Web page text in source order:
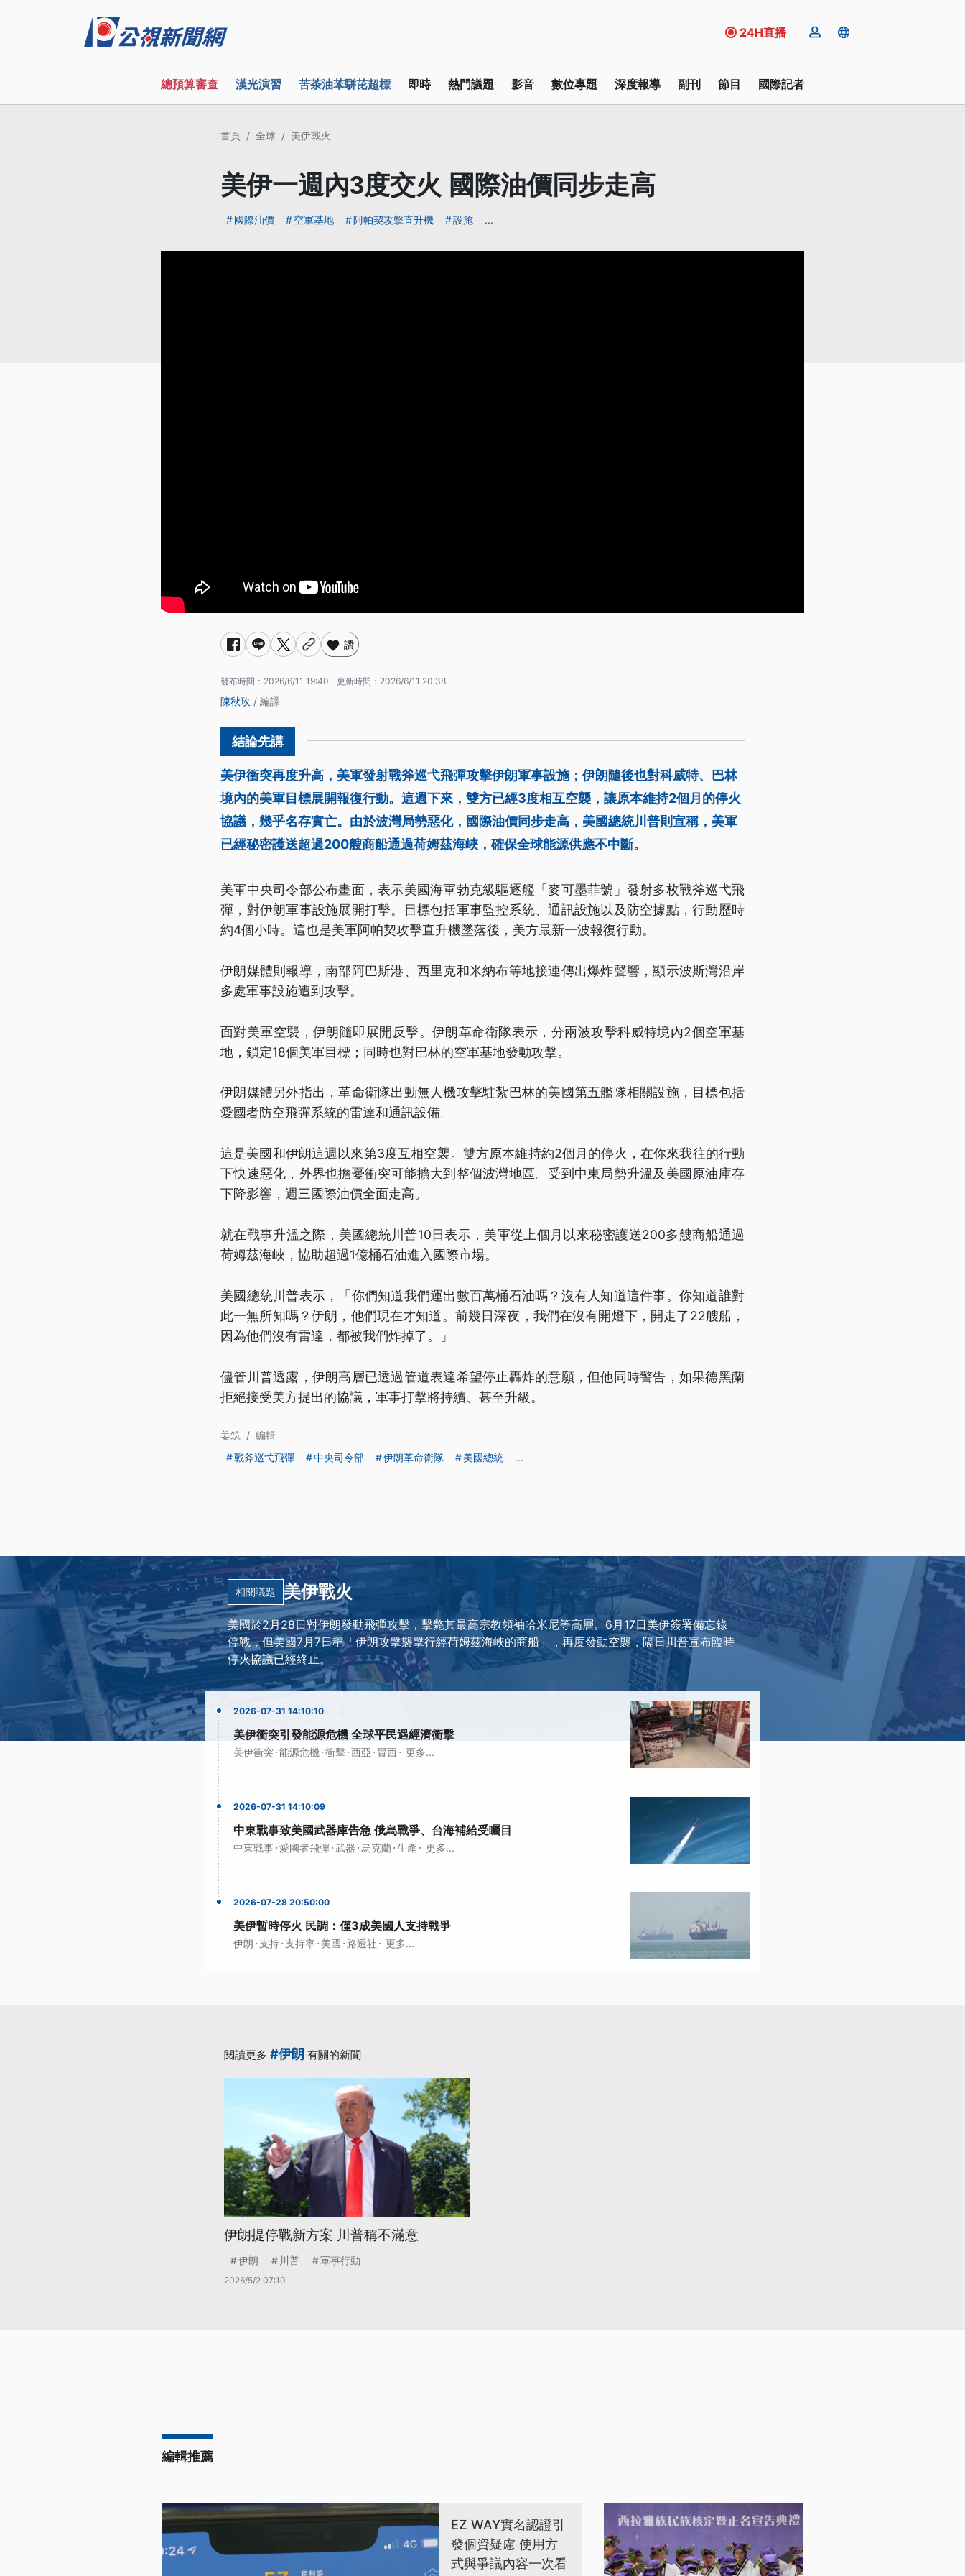
24H直播
總預算審查 漢光演習 苦茶油苯駢芘超標 即時 熱門議題 影音 數位專題 深度報導 副刊 節目 國際記者
首頁 全球 美伊戰火
美伊一週內3度交火 國際油價同步走高
國際油價 空軍基地 阿帕契攻擊直升機 設施 ...
讚
發布時間： 2026/6/11 19:40 更新時間： 2026/6/11 20:38
陳秋玫 / 編譯
美伊衝突再度升高，美軍發射戰斧巡弋飛彈攻擊伊朗軍事設施；伊朗隨後也對科威特、巴林
境內的美軍目標展開報復行動。這週下來，雙方已經3度相互空襲，讓原本維持2個月的停火
協議，幾乎名存實亡。由於波灣局勢惡化，國際油價同步走高，美國總統川普則宣稱，美軍
已經秘密護送超過200艘商船通過荷姆茲海峽，確保全球能源供應不中斷。
美軍中央司令部公布畫面，表示美國海軍勃克級驅逐艦「麥可墨菲號」發射多枚戰斧巡弋飛
彈，對伊朗軍事設施展開打擊。目標包括軍事監控系統、通訊設施以及防空據點，行動歷時
約4個小時。這也是美軍阿帕契攻擊直升機墜落後，美方最新一波報復行動。
伊朗媒體則報導，南部阿巴斯港、西里克和米納布等地接連傳出爆炸聲響，顯示波斯灣沿岸
多處軍事設施遭到攻擊。
面對美軍空襲，伊朗隨即展開反擊。伊朗革命衛隊表示，分兩波攻擊科威特境內2個空軍基
地，鎖定18個美軍目標；同時也對巴林的空軍基地發動攻擊。
伊朗媒體另外指出，革命衛隊出動無人機攻擊駐紮巴林的美國第五艦隊相關設施，目標包括
愛國者防空飛彈系統的雷達和通訊設備。
這是美國和伊朗這週以來第3度互相空襲。雙方原本維持約2個月的停火，在你來我往的行動
下快速惡化，外界也擔憂衝突可能擴大到整個波灣地區。受到中東局勢升溫及美國原油庫存
下降影響，週三國際油價全面走高。
就在戰事升溫之際，美國總統川普10日表示，美軍從上個月以來秘密護送200多艘商船通過
荷姆茲海峽，協助超過1億桶石油進入國際市場。
美國總統川普表示，「你們知道我們運出數百萬桶石油嗎？沒有人知道這件事。你知道誰對
此一無所知嗎？伊朗，他們現在才知道。前幾日深夜，我們在沒有開燈下，開走了22艘船，
因為他們沒有雷達，都被我們炸掉了。」
儘管川普透露，伊朗高層已透過管道表達希望停止轟炸的意願，但他同時警告，如果德黑蘭
拒絕接受美方提出的協議，軍事打擊將持續、甚至升級。
姜筑 / 編輯
戰斧巡弋飛彈
中央司令部 伊朗革命衛隊 美國總統 ...
相關議題 美伊戰火
美國於2月28日對伊朗發動飛彈攻擊，擊斃其最高宗教領袖哈米尼等高層。6月17日美伊簽署備忘錄
停戰，但美國7月7日稱「伊朗攻擊襲擊行經荷姆茲海峽的商船」，再度發動空襲，隔日川普宣布臨時
停火協議已經終止。
2026-07-31 14:10:10
美伊衝突引發能源危機 全球平民遇經濟衝擊
美伊衝突·能源危機 ·衝擊 ·西亞 ·賈西· 更多...
2026-07-31 14:10:09
中東戰事致美國武器庫告急 俄烏戰爭、台海補給受矚目
中東戰事·愛國者飛彈·武器 · 烏克蘭·生產 · 更多...
2026-07-28 20:50:00
美伊暫時停火 民調：僅3成美國人支持戰爭
伊朗 ·支持·支持率· 美國 · 路透社 · 更多...
閱讀更多 #伊朗 有關的新聞
伊朗提停戰新方案 川普稱不滿意
伊朗 川普 軍事行動
2026/5/2 07:10
編輯推薦
EZ WAY實名認證引
發個資疑慮 使用方
式與爭議內容一次看